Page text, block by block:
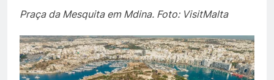
Praça da Mesquita em Mdina. Foto: VisitMalta